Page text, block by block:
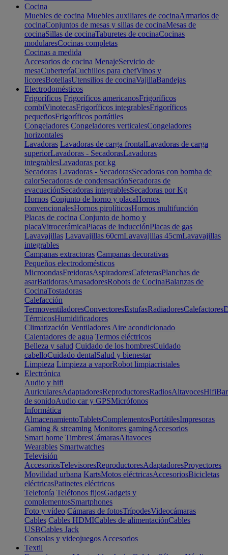
Cocina
Muebles de cocina Muebles auxiliares de cocinaArmarios de
cocinaConjuntos de mesas y sillas de cocinaMesas de
cocinaSillas de cocinaTaburetes de cocinaCocinas
modularesCocinas completas
Cocinas a medida
Accesorios de cocina MenajeServicio de
mesaCuberteríaCuchillos para chefVinos y
licoresBotellasUtensilios de cocinaVajillaBandejas
Electrodomésticos
Frigoríficos Frigoríficos americanosFrigoríficos
combiVinotecasFrigoríficos integrablesFrigoríficos
pequeñosFrigoríficos portátiles
Congeladores Congeladores verticalesCongeladores
horizontales
Lavadoras Lavadoras de carga frontalLavadoras de carga
superiorLavadoras - SecadorasLavadoras
integrablesLavadoras por kg
Secadoras Lavadoras - SecadorasSecadoras con bomba de
calorSecadoras de condensaciónSecadoras de
evacuaciónSecadoras integrablesSecadoras por Kg
Hornos Conjunto de horno y placaHornos
convencionalesHornos pirolíticosHornos multifunción
Placas de cocina Conjunto de horno y
placaVitrocerámicaPlacas de inducciónPlacas de gas
Lavavajillas Lavavajillas 60cmLavavajillas 45cmLavavajillas
integrables
Campanas extractoras Campanas decorativas
Pequeños electrodomésticos
MicroondasFreidorasAspiradoresCafeterasPlanchas de
asarBatidorasAmasadoresRobots de CocinaBalanzas de
CocinaTostadoras
Calefacción
TermoventiladoresConvectoresEstufasRadiadoresCalefactores
TérmicosHumidificadores
Climatización Ventiladores Aire acondicionado
Calentadores de agua Termos eléctricos
Belleza y salud Cuidado de los hombresCuidado
cabelloCuidado dentalSalud y bienestar
Limpieza Limpieza a vaporRobot limpiacristales
Electrónica
Audio y hifi
AuricularesAdaptadoresReproductoresRadiosAltavocesHifi
de sonidoAudio car y GPSMicrófonos
Informática
AlmacenamientoTabletsComplementosPortátilesImpresoras
Gaming & streaming Monitores gamingAccesorios
Smart home TimbresCámarasAltavoces
Wearables Smartwatches
Televisión
AccesoriosTelevisoresReproductoresAdaptadoresProyectores
Movilidad urbana KartsMotos eléctricasAccesoriosBicicletas
eléctricasPatinetes eléctricos
Telefonía Teléfonos fijosGadgets y
complementosSmartphones
Foto y vídeo Cámaras de fotosTrípodesVideocámaras
Cables Cables HDMICables de alimentaciónCables
USBCables Jack
Consolas y videojuegos Accesorios
Textil